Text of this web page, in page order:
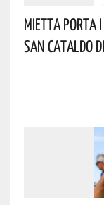
Mietta Porta I
San Cataldo